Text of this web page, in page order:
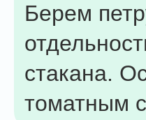
Берем
стакана.
томатным